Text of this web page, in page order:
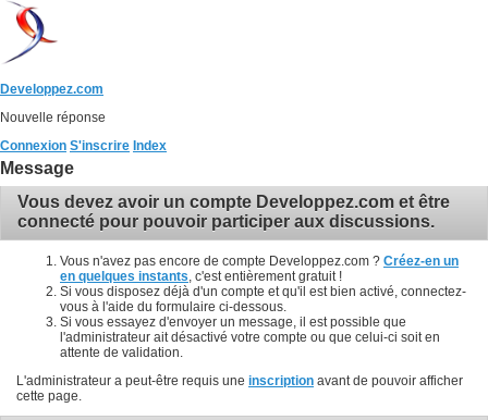
Developpez.com
Nouvelle réponse
Connexion S'inscrire Index
Message
Vous devez avoir un compte Developpez.com et être
connecté pour pouvoir participer aux discussions.
Vous n'avez pas encore de compte Developpez.com ? Créez-en un
en quelques instants , c'est entièrement gratuit !
Si vous disposez déjà d'un compte et qu'il est bien activé, connectez-
vous à l'aide du formulaire ci-dessous.
Si vous essayez d'envoyer un message, il est possible que
l'administrateur ait désactivé votre compte ou que celui-ci soit en
attente de validation.
L'administrateur a peut-être requis une inscription avant de pouvoir afficher
cette page.